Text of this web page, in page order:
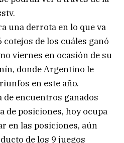
una derrota en lo que va
cotejos de los cuáles ganó
viernes en ocasión de su
donde Argentino le
en este año.
de encuentros ganados
de posiciones, hoy ocupa
en las posiciones, aún
de los 9 juegos